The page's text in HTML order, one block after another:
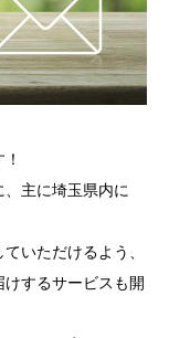
主に埼玉県内に
いただけるよう、
するサービスも開